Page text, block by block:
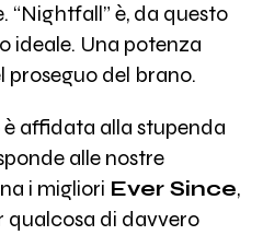
“Nightfall” è, da questo
ideale. Una potenza
proseguo del brano.
affidata alla stupenda
alle nostre
i migliori Ever Since,
qualcosa di davvero